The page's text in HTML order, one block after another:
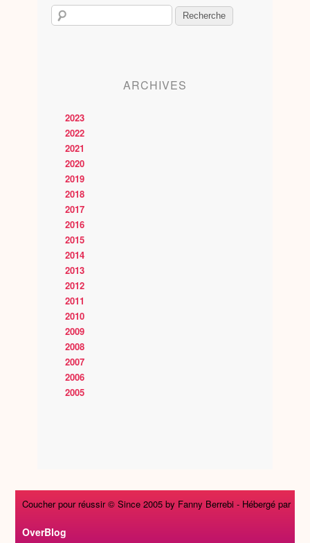
ARCHIVES
2023
2022
2021
2020
2019
2018
2017
2016
2015
2014
2013
2012
2011
2010
2009
2008
2007
2006
2005
Coucher pour réussir © Since 2005 by Fanny Berrebi - Hébergé par
OverBlog